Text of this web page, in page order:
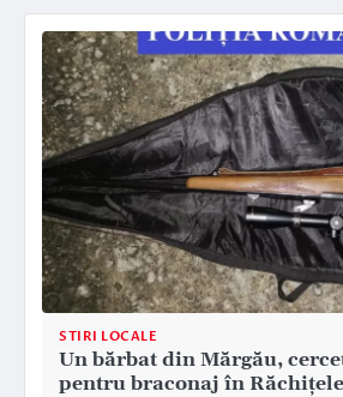
STIRI LOCALE
Un bărbat din Mărgău,
pentru braconaj în Răchițele